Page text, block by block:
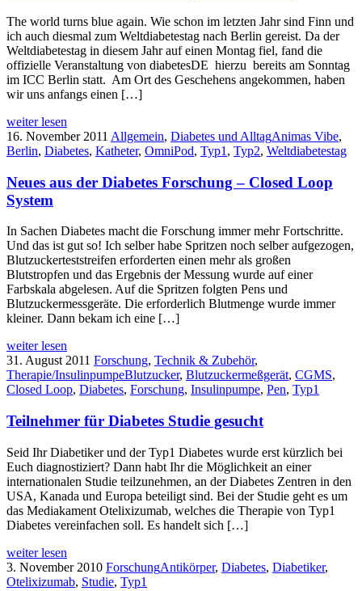
The world turns blue again. Wie schon im letzten Jahr sind Finn und
ich auch diesmal zum Weltdiabetestag nach Berlin gereist. Da der
Weltdiabetestag in diesem Jahr auf einen Montag fiel, fand die
offizielle Veranstaltung von diabetesDE hierzu bereits am Sonntag
im ICC Berlin statt. Am Ort des Geschehens angekommen, haben
wir uns anfangs einen […]
weiter lesen
16. November 2011 Allgemein, Diabetes und AlltagAnimas Vibe,
Berlin, Diabetes, Katheter, OmniPod, Typ1 , Typ2, Weltdiabetestag
Neues aus der Diabetes Forschung – Closed Loop
System
In Sachen Diabetes macht die Forschung immer mehr Fortschritte.
Und das ist gut so! Ich selber habe Spritzen noch selber aufgezogen,
Blutzuckerteststreifen erforderten einen mehr als großen
Blutstropfen und das Ergebnis der Messung wurde auf einer
Farbskala abgelesen. Auf die Spritzen folgten Pens und
Blutzuckermessgeräte. Die erforderlich Blutmenge wurde immer
kleiner. Dann bekam ich eine […]
weiter lesen
31. August 2011 Forschung, Technik & Zubehör,
Therapie/InsulinpumpeBlutzucker, Blutzuckermeßgerät, CGMS,
Closed Loop, Diabetes, Forschung, Insulinpumpe, Pen, Typ1
Teilnehmer für Diabetes Studie gesucht
Seid Ihr Diabetiker und der Typ1 Diabetes wurde erst kürzlich bei
Euch diagnostiziert? Dann habt Ihr die Möglichkeit an einer
internationalen Studie teilzunehmen, an der Diabetes Zentren in den
USA, Kanada und Europa beteiligt sind. Bei der Studie geht es um
das Mediakament Otelixizumab, welches die Therapie von Typ1
Diabetes vereinfachen soll. Es handelt sich […]
weiter lesen
3. November 2010 ForschungAntikörper, Diabetes, Diabetiker,
Otelixizumab, Studie, Typ1